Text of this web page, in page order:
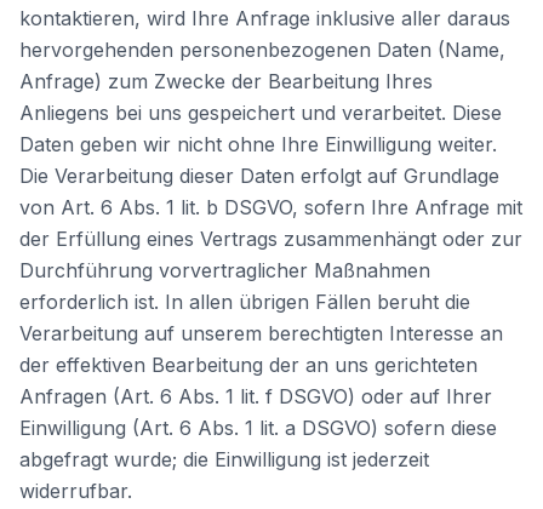
kontaktieren, wird Ihre Anfrage inklusive aller daraus
hervorgehenden personenbezogenen Daten (Name,
Anfrage) zum Zwecke der Bearbeitung Ihres
Anliegens bei uns gespeichert und verarbeitet. Diese
Daten geben wir nicht ohne Ihre Einwilligung weiter.
Die Verarbeitung dieser Daten erfolgt auf Grundlage
von Art. 6 Abs. 1 lit. b DSGVO, sofern Ihre Anfrage mit
der Erfüllung eines Vertrags zusammenhängt oder zur
Durchführung vorvertraglicher Maßnahmen
erforderlich ist. In allen übrigen Fällen beruht die
Verarbeitung auf unserem berechtigten Interesse an
der effektiven Bearbeitung der an uns gerichteten
Anfragen (Art. 6 Abs. 1 lit. f DSGVO) oder auf Ihrer
Einwilligung (Art. 6 Abs. 1 lit. a DSGVO) sofern diese
abgefragt wurde; die Einwilligung ist jederzeit
widerrufbar.